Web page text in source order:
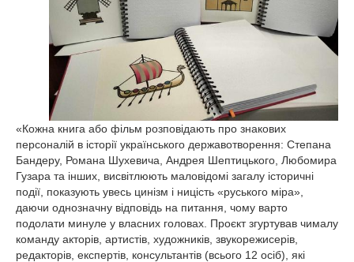
«Кожна книга або фільм розповідають про знакових
персоналій в історії українського державотворення: Степана
Бандеру, Романа Шухевича, Андрея Шептицького, Любомира
Гузара та інших, висвітлюють маловідомі загалу історичні
події, показують увесь цинізм і ницість «руського міра»,
даючи однозначну відповідь на питання, чому варто
подолати минуле у власних головах. Проєкт згуртував чималу
команду акторів, артистів, художників, звукорежисерів,
редакторів, експертів, консультантів (всього 12 осіб), які